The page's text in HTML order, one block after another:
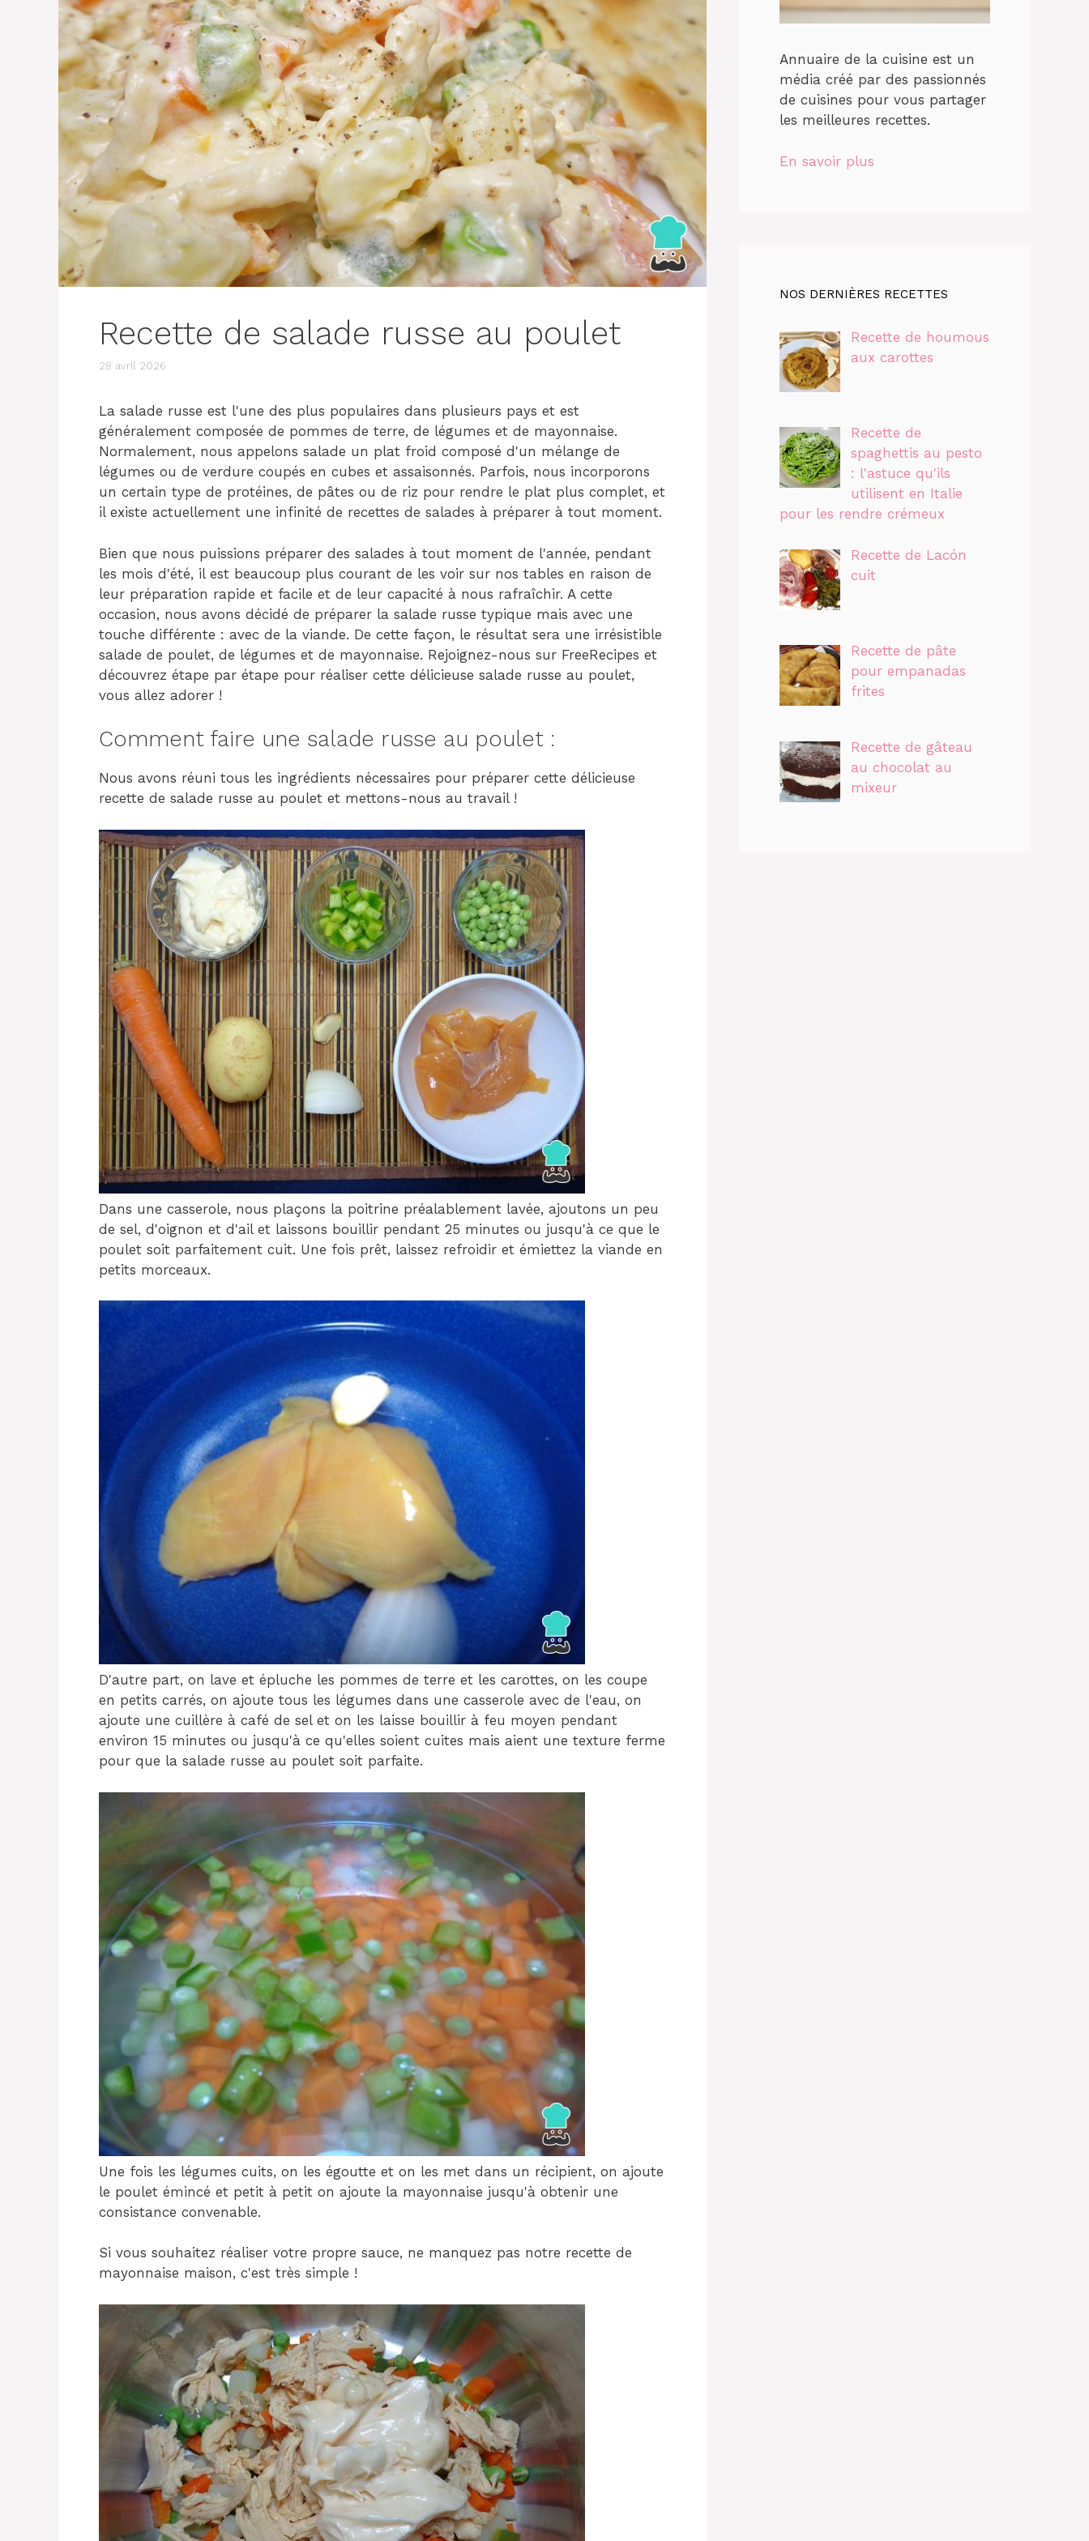
Recette de salade russe au poulet
28 avril 2026
La salade russe est l'une des plus populaires dans plusieurs pays et est
généralement composée de pommes de terre, de légumes et de mayonnaise.
Normalement, nous appelons salade un plat froid composé d'un mélange de
légumes ou de verdure coupés en cubes et assaisonnés. Parfois, nous incorporons
un certain type de protéines, de pâtes ou de riz pour rendre le plat plus complet, et
il existe actuellement une infinité de recettes de salades à préparer à tout moment.
Bien que nous puissions préparer des salades à tout moment de l'année, pendant
les mois d'été, il est beaucoup plus courant de les voir sur nos tables en raison de
leur préparation rapide et facile et de leur capacité à nous rafraîchir. A cette
occasion, nous avons décidé de préparer la salade russe typique mais avec une
touche différente : avec de la viande. De cette façon, le résultat sera une irrésistible
salade de poulet, de légumes et de mayonnaise. Rejoignez-nous sur FreeRecipes et
découvrez étape par étape pour réaliser cette délicieuse salade russe au poulet,
vous allez adorer !
Comment faire une salade russe au poulet :
Nous avons réuni tous les ingrédients nécessaires pour préparer cette délicieuse
recette de salade russe au poulet et mettons-nous au travail !
Dans une casserole, nous plaçons la poitrine préalablement lavée, ajoutons un peu
de sel, d'oignon et d'ail et laissons bouillir pendant 25 minutes ou jusqu'à ce que le
poulet soit parfaitement cuit. Une fois prêt, laissez refroidir et émiettez la viande en
petits morceaux.
D'autre part, on lave et épluche les pommes de terre et les carottes, on les coupe
en petits carrés, on ajoute tous les légumes dans une casserole avec de l'eau, on
ajoute une cuillère à café de sel et on les laisse bouillir à feu moyen pendant
environ 15 minutes ou jusqu'à ce qu'elles soient cuites mais aient une texture ferme
pour que la salade russe au poulet soit parfaite.
Une fois les légumes cuits, on les égoutte et on les met dans un récipient, on ajoute
le poulet émincé et petit à petit on ajoute la mayonnaise jusqu'à obtenir une
consistance convenable.
Si vous souhaitez réaliser votre propre sauce, ne manquez pas notre recette de
mayonnaise maison, c'est très simple !
Annuaire de la cuisine est un
média créé par des passionnés
de cuisines pour vous partager
les meilleures recettes.
En savoir plus
NOS DERNIÈRES RECETTES
Recette de houmous
aux carottes
Recette de
spaghettis au pesto
: l'astuce qu'ils
utilisent en Italie
pour les rendre crémeux
Recette de Lacón
cuit
Recette de pâte
pour empanadas
frites
Recette de gâteau
au chocolat au
mixeur